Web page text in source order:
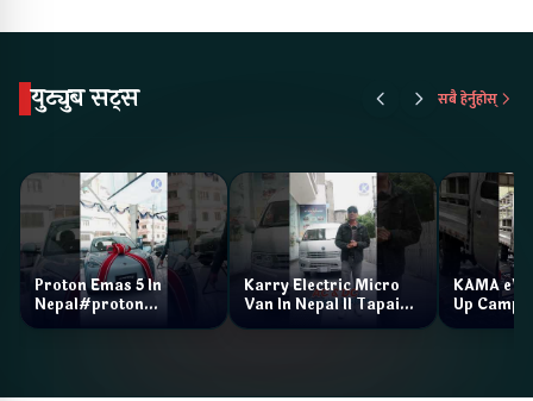
युट्युब सट्स सबै हेर्नुहोस्
Proton Emas 5 In
Nepal#proton
#protonemas5#protonnepal#evcarnepal
Karry Electric Micro
Van In Nepal II Tapaiko
KAMA eV
Up Camp